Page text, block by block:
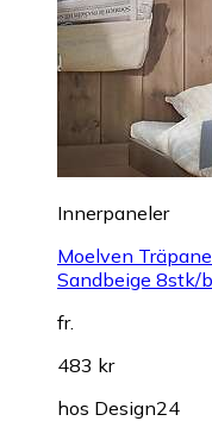
Innerpaneler
Moelven
Sandbeige 8stk/
fr.
483 kr
hos Design24